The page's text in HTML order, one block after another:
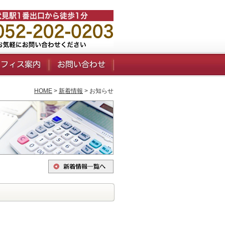
HOME > 新着情報 > お知らせ